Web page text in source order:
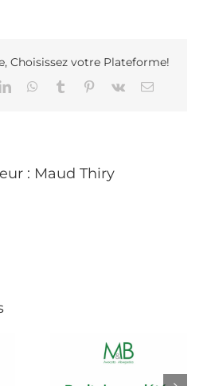
:
est
jours
de
Choisissez votre Plateforme!
LinkedInWhatsApp
Tumblr Pinterest
Vk Email
: Maud Thiry